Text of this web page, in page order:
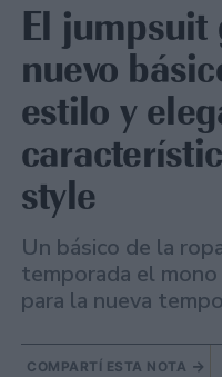
El jumpsuit
nuevo
estilo y
style
Un básico de la
temporada el
para la nueva
COMPARTÍ ESTA NOTA